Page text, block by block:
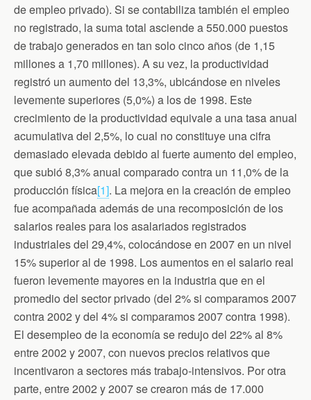
de empleo privado). Si se contabiliza también el empleo
no registrado, la suma total asciende a 550.000 puestos
de trabajo generados en tan solo cinco años (de 1,15
millones a 1,70 millones). A su vez, la productividad
registró un aumento del 13,3%, ubicándose en niveles
levemente superiores (5,0%) a los de 1998. Este
crecimiento de la productividad equivale a una tasa anual
acumulativa del 2,5%, lo cual no constituye una cifra
demasiado elevada debido al fuerte aumento del empleo,
que subió 8,3% anual comparado contra un 11,0% de la
producción física[1]. La mejora en la creación de empleo
fue acompañada además de una recomposición de los
salarios reales para los asalariados registrados
industriales del 29,4%, colocándose en 2007 en un nivel
15% superior al de 1998. Los aumentos en el salario real
fueron levemente mayores en la industria que en el
promedio del sector privado (del 2% si comparamos 2007
contra 2002 y del 4% si comparamos 2007 contra 1998).
El desempleo de la economía se redujo del 22% al 8%
entre 2002 y 2007, con nuevos precios relativos que
incentivaron a sectores más trabajo-intensivos. Por otra
parte, entre 2002 y 2007 se crearon más de 17.000